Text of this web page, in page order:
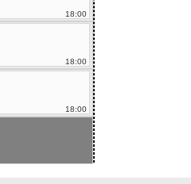
18:00
18:00
18:00